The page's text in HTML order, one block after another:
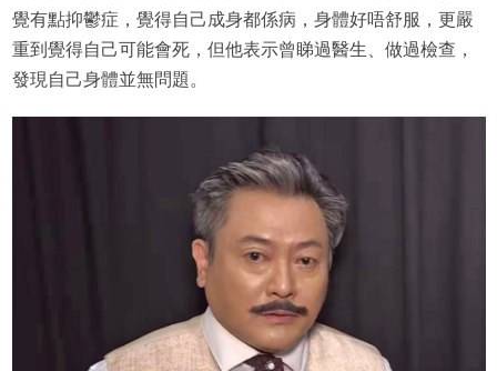
覺有點抑鬱症，覺得自己成身都係病，身體好唔舒服，更嚴
重到覺得自己可能會死，但他表示曾睇過醫生、做過檢查，
發現自己身體並無問題。